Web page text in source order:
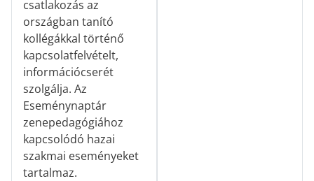
csatlakozás az
országban tanító
kollégákkal történő
kapcsolatfelvételt,
információcserét
szolgálja. Az
Eseménynaptár
zenepedagógiához
kapcsolódó hazai
szakmai eseményeket
tartalmaz.